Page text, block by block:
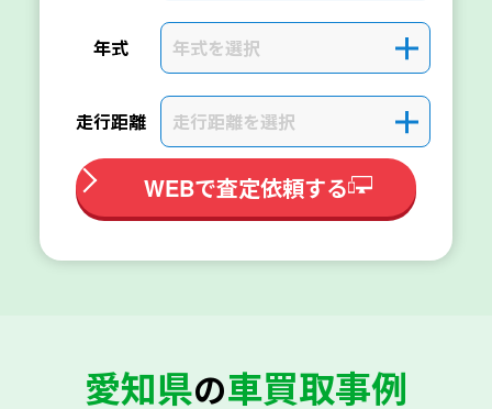
年式 年式を選択 ＋
走行距離 走行距離を選択 ＋
WEBで査定依頼する
愛知県の車買取事例